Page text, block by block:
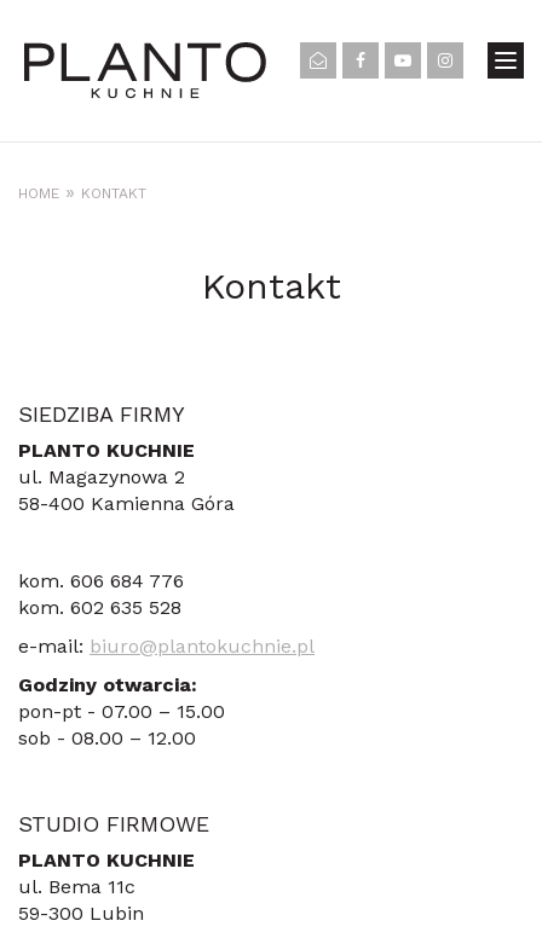
HOME » KONTAKT
Kontakt
SIEDZIBA FIRMY
PLANTO KUCHNIE
ul. Magazynowa 2
58-400 Kamienna Góra
kom. 606 684 776
kom. 602 635 528
e-mail: biuro@plantokuchnie.pl
Godziny otwarcia:
pon-pt - 07.00 – 15.00
​sob - 08.00 – 12.00
STUDIO FIRMOWE
PLANTO KUCHNIE
ul. Bema 11c
59-300 Lubin